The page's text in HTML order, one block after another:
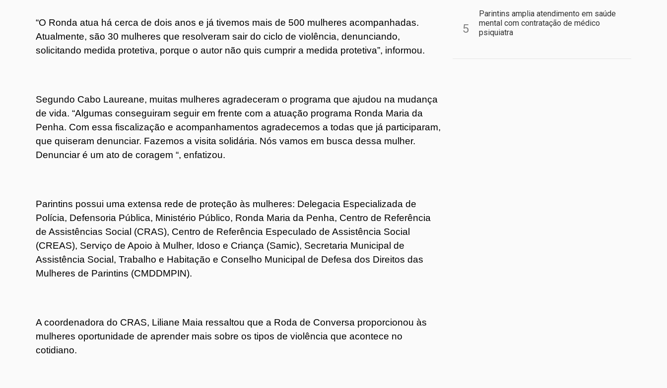
“O Ronda atua há cerca de dois anos e já tivemos mais de 500 mulheres acompanhadas.
Atualmente, são 30 mulheres que resolveram sair do ciclo de violência, denunciando,
solicitando medida protetiva, porque o autor não quis cumprir a medida protetiva”, informou.
Segundo Cabo Laureane, muitas mulheres agradeceram o programa que ajudou na mudança
de vida. “Algumas conseguiram seguir em frente com a atuação programa Ronda Maria da
Penha. Com essa fiscalização e acompanhamentos agradecemos a todas que já participaram,
que quiseram denunciar. Fazemos a visita solidária. Nós vamos em busca dessa mulher.
Denunciar é um ato de coragem “, enfatizou.
Parintins possui uma extensa rede de proteção às mulheres: Delegacia Especializada de
Polícia, Defensoria Pública, Ministério Público, Ronda Maria da Penha, Centro de Referência
de Assistências Social (CRAS), Centro de Referência Especulado de Assistência Social
(CREAS), Serviço de Apoio à Mulher, Idoso e Criança (Samic), Secretaria Municipal de
Assistência Social, Trabalho e Habitação e Conselho Municipal de Defesa dos Direitos das
Mulheres de Parintins (CMDDMPIN).
A coordenadora do CRAS, Liliane Maia ressaltou que a Roda de Conversa proporcionou às
mulheres oportunidade de aprender mais sobre os tipos de violência que acontece no
cotidiano.
5
Parintins amplia atendimento em saúde
mental com contratação de médico
psiquiatra